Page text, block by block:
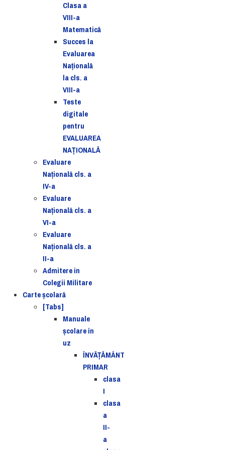
Clasa a
VIII-a
Matematică
Succes la
Evaluarea
Națională
la cls. a
VIII-a
Teste
digitale
pentru
EVALUAREA
NAȚIONALĂ
Evaluare
Naţională cls. a
IV-a
Evaluare
Naţională cls. a
VI-a
Evaluare
Naţională cls. a
II-a
Admitere in
Colegii Militare
Carte şcolară
[Tabs]
Manuale
şcolare în
uz
ÎNVĂȚĂMÂNT
PRIMAR
clasa
I
clasa
a
II-
a